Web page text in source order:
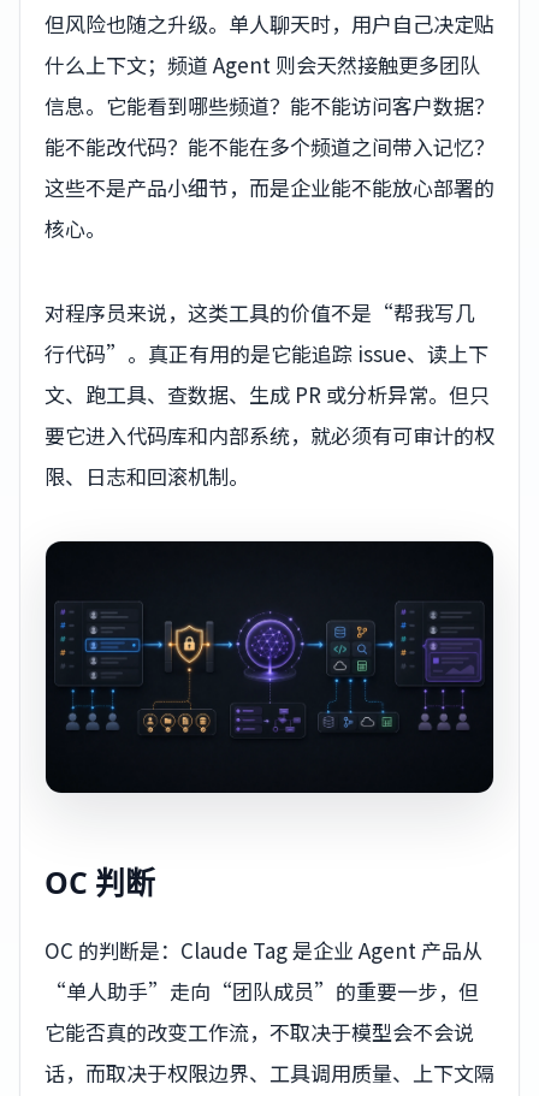
但风险也随之升级。单人聊天时，用户自己决定贴
什么上下文；频道 Agent 则会天然接触更多团队
信息。它能看到哪些频道？能不能访问客户数据？
能不能改代码？能不能在多个频道之间带入记忆？
这些不是产品小细节，而是企业能不能放心部署的
核心。
对程序员来说，这类工具的价值不是“帮我写几
行代码”。真正有用的是它能追踪 issue、读上下
文、跑工具、查数据、生成 PR 或分析异常。但只
要它进入代码库和内部系统，就必须有可审计的权
限、日志和回滚机制。
OC 判断
OC 的判断是：Claude Tag 是企业 Agent 产品从
“单人助手”走向“团队成员”的重要一步，但
它能否真的改变工作流，不取决于模型会不会说
话，而取决于权限边界、工具调用质量、上下文隔